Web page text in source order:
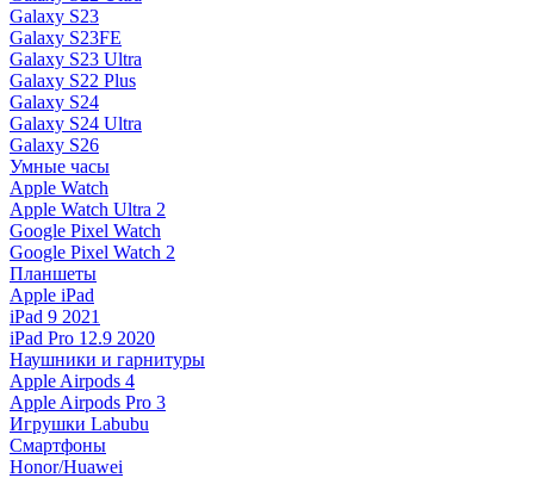
Galaxy S23
Galaxy S23FE
Galaxy S23 Ultra
Galaxy S22 Plus
Galaxy S24
Galaxy S24 Ultra
Galaxy S26
Умные часы
Apple Watch
Apple Watch Ultra 2
Google Pixel Watch
Google Pixel Watch 2
Планшеты
Apple iPad
iPad 9 2021
iPad Pro 12.9 2020
Наушники и гарнитуры
Apple Airpods 4
Apple Airpods Pro 3
Игрушки Labubu
Смартфоны
Honor/Huawei